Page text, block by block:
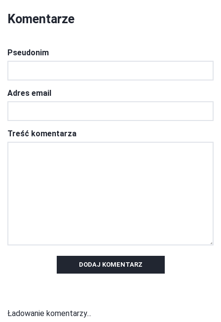
Komentarze
Pseudonim
Adres email
Treść komentarza
DODAJ KOMENTARZ
Ładowanie komentarzy...